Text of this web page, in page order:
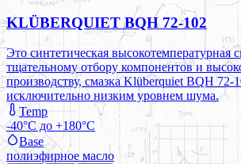
KLÜBERQUIET BQH 72-102
Это синтетическая высокотемпературная
тщательному отбору компонентов и
производству, смазка Klüberquiet BQH 72-
исключительно низким уровнем шума.
Temp
-40°C до +180°C
Base
полиэфирное масло